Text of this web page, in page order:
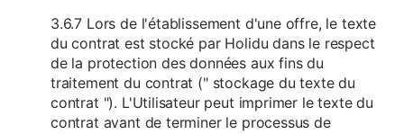
3.6.7 Lors de l'établissement d'une offre, le texte
du contrat est stocké par Holidu dans le respect
de la protection des données aux fins du
traitement du contrat (" stockage du texte du
contrat "). L'Utilisateur peut imprimer le texte du
contrat avant de terminer le processus de